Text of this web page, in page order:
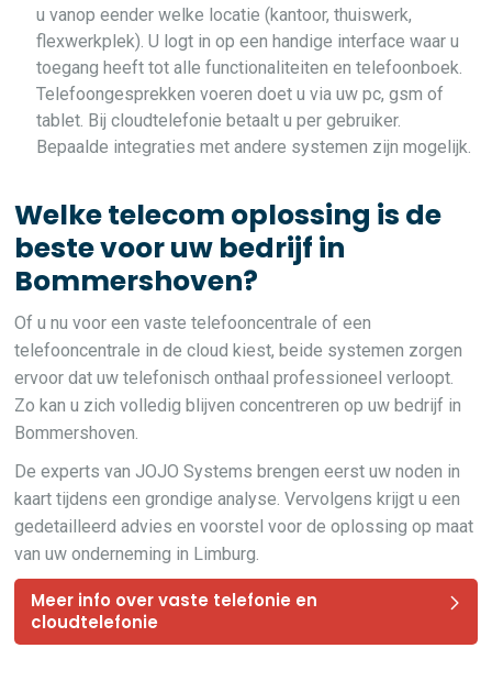
u vanop eender welke locatie (kantoor, thuiswerk,
flexwerkplek). U logt in op een handige interface waar u
toegang heeft tot alle functionaliteiten en telefoonboek.
Telefoongesprekken voeren doet u via uw pc, gsm of
tablet. Bij cloudtelefonie betaalt u per gebruiker.
Bepaalde integraties met andere systemen zijn mogelijk.
Welke telecom oplossing is de
beste voor uw bedrijf in
Bommershoven?
Of u nu voor een vaste telefooncentrale of een
telefooncentrale in de cloud kiest, beide systemen zorgen
ervoor dat uw telefonisch onthaal professioneel verloopt.
Zo kan u zich volledig blijven concentreren op uw bedrijf in
Bommershoven.
De experts van JOJO Systems brengen eerst uw noden in
kaart tijdens een grondige analyse. Vervolgens krijgt u een
gedetailleerd advies en voorstel voor de oplossing op maat
van uw onderneming in Limburg.
Meer info over vaste telefonie en
cloudtelefonie